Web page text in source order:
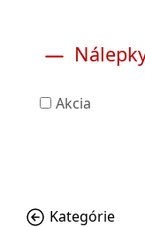
Akcia
Kategórie